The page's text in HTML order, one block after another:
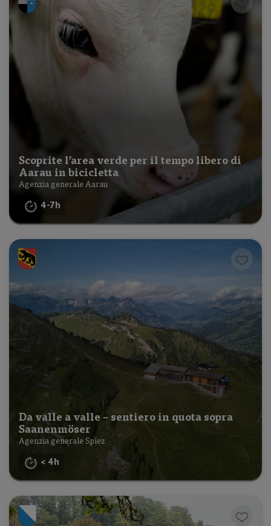
Scoprite l’area verde per il tempo libero di
Aarau in bicicletta
Agenzia generale Aarau
4-7h
Da valle a valle – sentiero in quota sopra
Saanenmöser
Agenzia generale Spiez
< 4h